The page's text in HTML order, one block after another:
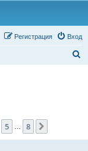
Вход
Регистрация
5 8